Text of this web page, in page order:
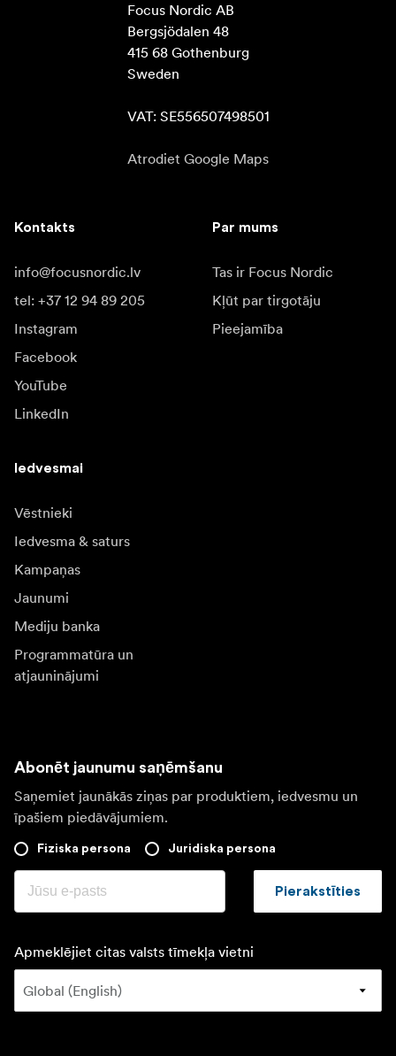
Focus Nordic AB
Bergsjödalen 48
415 68 Gothenburg
Sweden
VAT: SE556507498501
Atrodiet Google Maps
Kontakts
info@focusnordic.lv
tel: +37 12 94 89 205
Instagram
Facebook
YouTube
LinkedIn
Par mums
Tas ir Focus Nordic
Kļūt par tirgotāju
Pieejamība
Iedvesmai
Vēstnieki
Iedvesma & saturs
Kampaņas
Jaunumi
Mediju banka
Programmatūra un
atjauninājumi
Abonēt jaunumu saņēmšanu
Saņemiet jaunākās ziņas par produktiem, iedvesmu un
īpašiem piedāvājumiem.
Fiziska persona Juridiska persona
Pierakstīties
Apmeklējiet citas valsts tīmekļa vietni